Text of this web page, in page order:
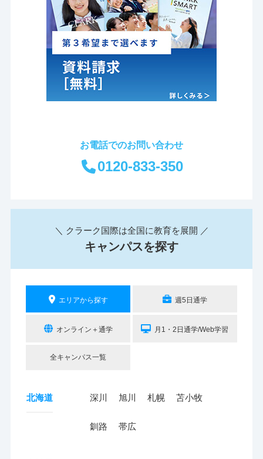
お電話でのお問い合わせ
0120-833-350
＼ クラーク国際は全国に教育を展開 ／
キャンパスを探す
エリアから探す 週5日通学
オンライン＋通学 月1・2日通学/Web学習
全キャンパス一覧
北海道 深川 旭川 札幌 苫小牧
釧路 帯広